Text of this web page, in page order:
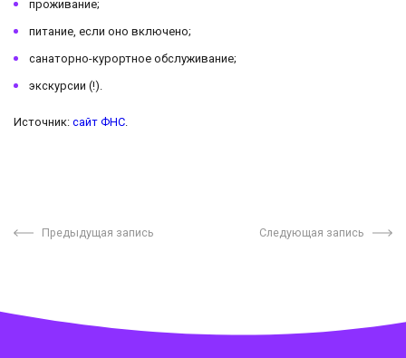
проживание;
питание, если оно включено;
санаторно-курортное обслуживание;
экскурсии (!).
Источник: сайт ФНС
Предыдущая запись Следующая запись